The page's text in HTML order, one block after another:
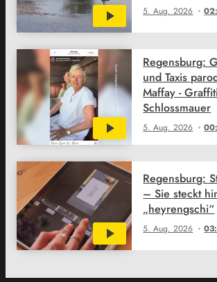
5. Aug. 2026
5. Aug. 2026
Regensburg:
und Taxis
Maffay -
Schlossmauer
5. Aug. 2026
Regensburg:
– Sie steckt
„heyrengschi“